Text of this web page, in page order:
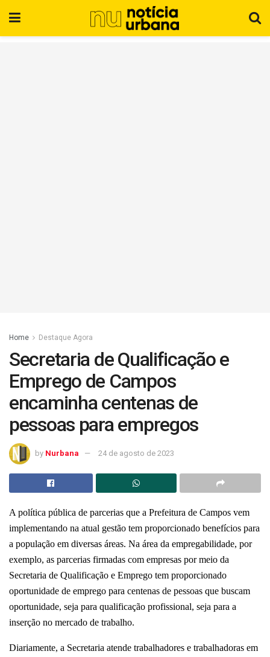
Home Destaque Agora
Secretaria de Qualificação e
Emprego de Campos
encaminha centenas de
pessoas para empregos
by Nurbana 24 de agosto de 2023
A política pública de parcerias que a Prefeitura de Campos vem
implementando na atual gestão tem proporcionado benefícios para
a população em diversas áreas. Na área da empregabilidade, por
exemplo, as parcerias firmadas com empresas por meio da
Secretaria de Qualificação e Emprego tem proporcionado
oportunidade de emprego para centenas de pessoas que buscam
oportunidade, seja para qualificação profissional, seja para a
inserção no mercado de trabalho.
Diariamente, a Secretaria atende trabalhadores e trabalhadoras em